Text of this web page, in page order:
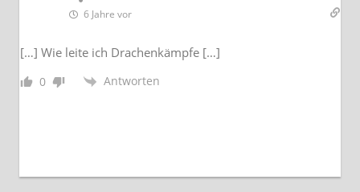
6 Jahre vor
[…] Wie leite ich Drachenkämpfe […]
0 Antworten